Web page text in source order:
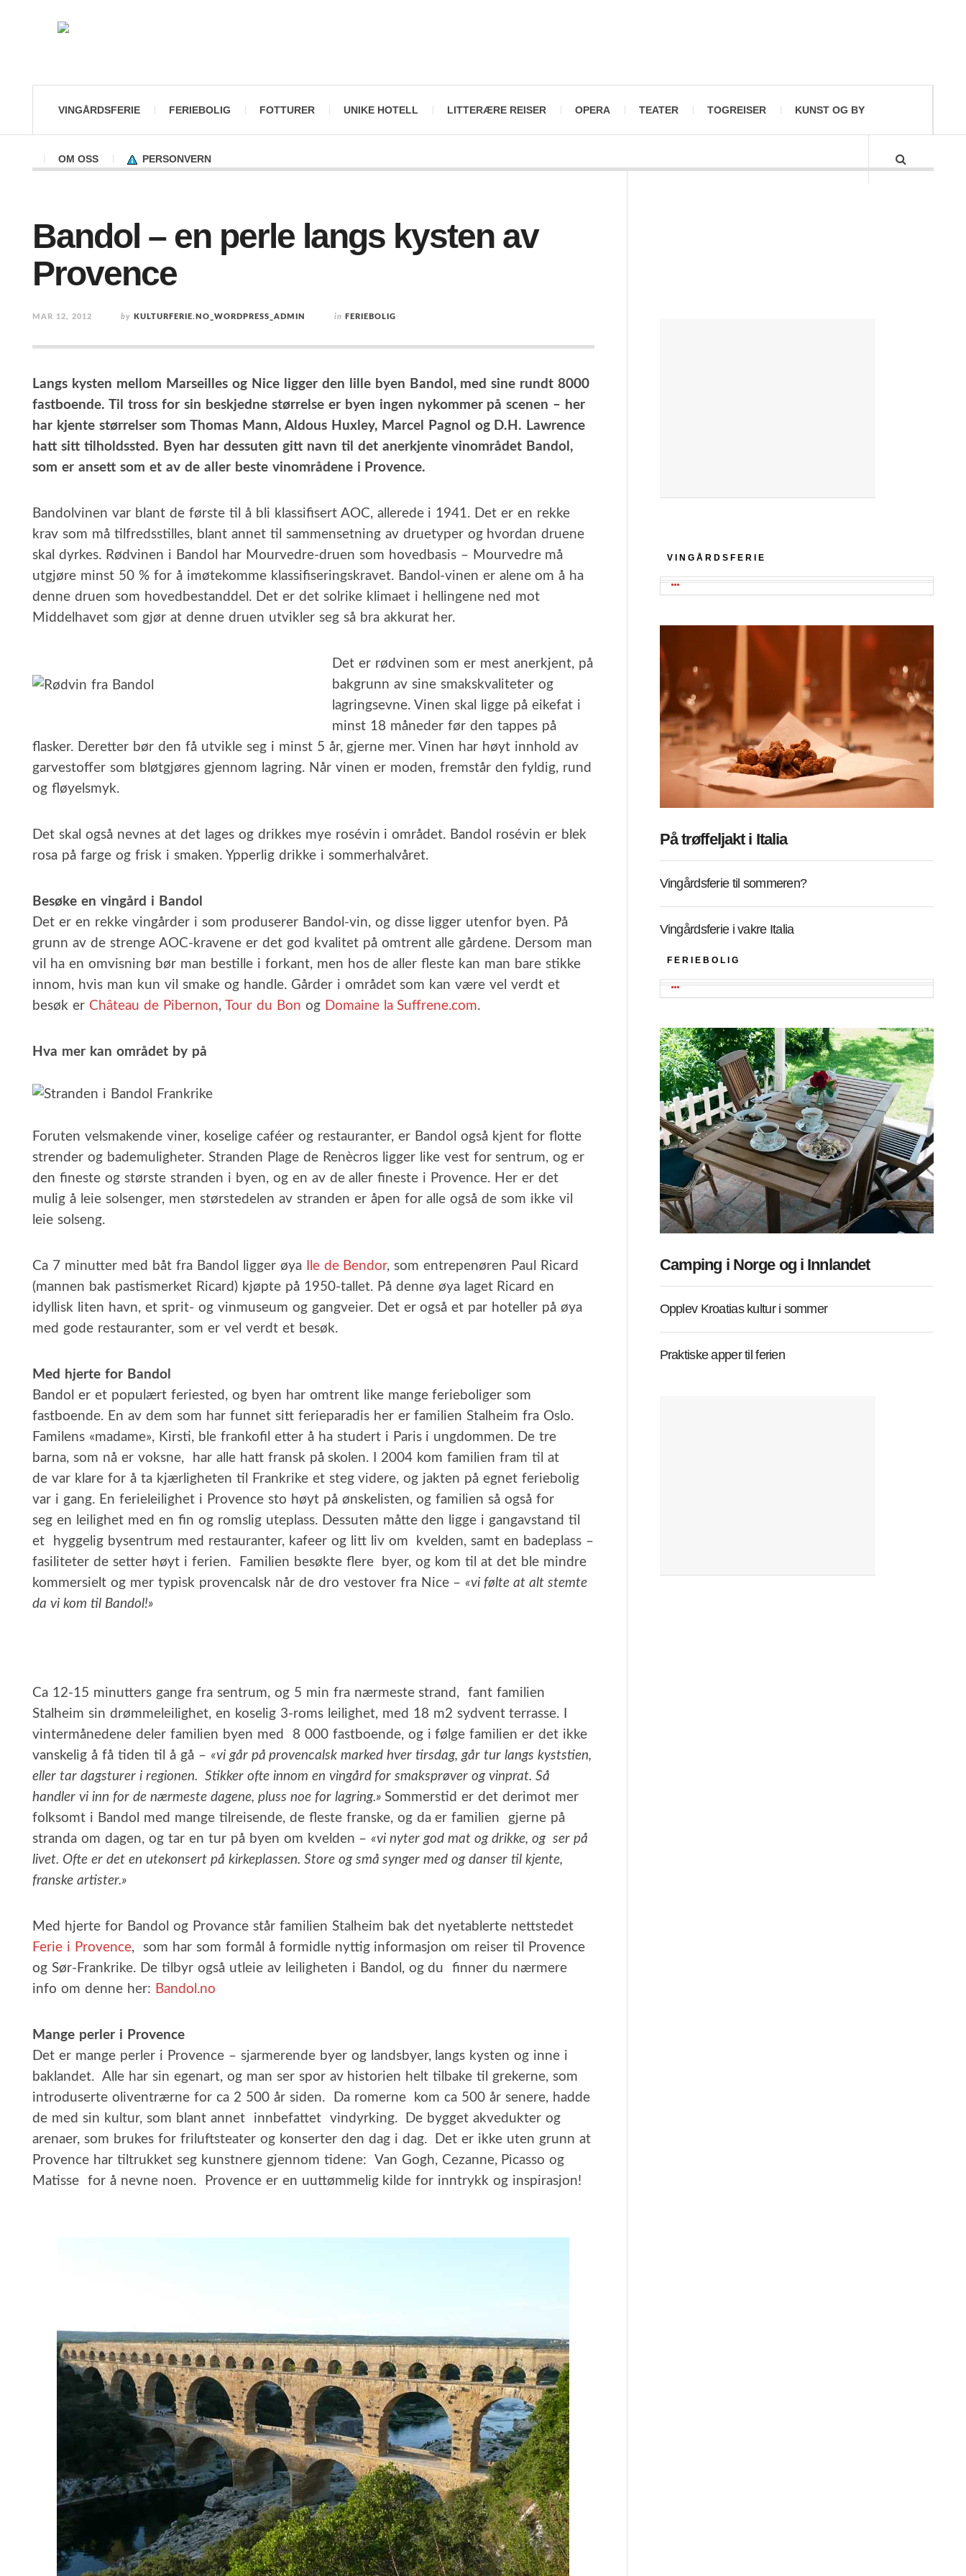
VINGÅRDSFERIE FERIEBOLIG FOTTURER UNIKE HOTELL LITTERÆRE REISER OPERA TEATER TOGREISER KUNST OG BY
OM OSS PERSONVERN
Bandol – en perle langs kysten av
Provence
MAR 12, 2012 by KULTURFERIE.NO_WORDPRESS_ADMIN in FERIEBOLIG
Langs kysten mellom Marseilles og Nice ligger den lille byen Bandol, med sine rundt 8000
fastboende. Til tross for sin beskjedne størrelse er byen ingen nykommer på scenen – her
har kjente størrelser som Thomas Mann, Aldous Huxley, Marcel Pagnol og D.H. Lawrence
hatt sitt tilholdssted. Byen har dessuten gitt navn til det anerkjente vinområdet Bandol,
som er ansett som et av de aller beste vinområdene i Provence.
Bandolvinen var blant de første til å bli klassifisert AOC, allerede i 1941. Det er en rekke
krav som må tilfredsstilles, blant annet til sammensetning av druetyper og hvordan druene
skal dyrkes. Rødvinen i Bandol har Mourvedre-druen som hovedbasis – Mourvedre må
utgjøre minst 50 % for å imøtekomme klassifiseringskravet. Bandol-vinen er alene om å ha
denne druen som hovedbestanddel. Det er det solrike klimaet i hellingene ned mot
Middelhavet som gjør at denne druen utvikler seg så bra akkurat her.
Det er rødvinen som er mest anerkjent, på
bakgrunn av sine smakskvaliteter og
lagringsevne. Vinen skal ligge på eikefat i
minst 18 måneder før den tappes på
flasker. Deretter bør den få utvikle seg i minst 5 år, gjerne mer. Vinen har høyt innhold av
garvestoffer som bløtgjøres gjennom lagring. Når vinen er moden, fremstår den fyldig, rund
og fløyelsmyk.
Det skal også nevnes at det lages og drikkes mye rosévin i området. Bandol rosévin er blek
rosa på farge og frisk i smaken. Ypperlig drikke i sommerhalvåret.
Besøke en vingård i Bandol
Det er en rekke vingårder i som produserer Bandol-vin, og disse ligger utenfor byen. På
grunn av de strenge AOC-kravene er det god kvalitet på omtrent alle gårdene. Dersom man
vil ha en omvisning bør man bestille i forkant, men hos de aller fleste kan man bare stikke
innom, hvis man kun vil smake og handle. Gårder i området som kan være vel verdt et
besøk er Château de Pibernon, Tour du Bon og Domaine la Suffrene.com.
Hva mer kan området by på
Foruten velsmakende viner, koselige caféer og restauranter, er Bandol også kjent for flotte
strender og bademuligheter. Stranden Plage de Renècros ligger like vest for sentrum, og er
den fineste og største stranden i byen, og en av de aller fineste i Provence. Her er det
mulig å leie solsenger, men størstedelen av stranden er åpen for alle også de som ikke vil
leie solseng.
Ca 7 minutter med båt fra Bandol ligger øya Ile de Bendor, som entrepenøren Paul Ricard
(mannen bak pastismerket Ricard) kjøpte på 1950-tallet. På denne øya laget Ricard en
idyllisk liten havn, et sprit- og vinmuseum og gangveier. Det er også et par hoteller på øya
med gode restauranter, som er vel verdt et besøk.
Med hjerte for Bandol
Bandol er et populært feriested, og byen har omtrent like mange ferieboliger som
fastboende. En av dem som har funnet sitt ferieparadis her er familien Stalheim fra Oslo.
Familens «madame», Kirsti, ble frankofil etter å ha studert i Paris i ungdommen. De tre
barna, som nå er voksne, har alle hatt fransk på skolen. I 2004 kom familien fram til at
de var klare for å ta kjærligheten til Frankrike et steg videre, og jakten på egnet feriebolig
var i gang. En ferieleilighet i Provence sto høyt på ønskelisten, og familien så også for
seg en leilighet med en fin og romslig uteplass. Dessuten måtte den ligge i gangavstand til
et hyggelig bysentrum med restauranter, kafeer og litt liv om kvelden, samt en badeplass –
fasiliteter de setter høyt i ferien. Familien besøkte flere byer, og kom til at det ble mindre
kommersielt og mer typisk provencalsk når de dro vestover fra Nice – «vi følte at alt stemte
da vi kom til Bandol!»
Ca 12-15 minutters gange fra sentrum, og 5 min fra nærmeste strand, fant familien
Stalheim sin drømmeleilighet, en koselig 3-roms leilighet, med 18 m2 sydvent terrasse. I
vintermånedene deler familien byen med 8 000 fastboende, og i følge familien er det ikke
vanskelig å få tiden til å gå – «vi går på provencalsk marked hver tirsdag, går tur langs kyststien,
eller tar dagsturer i regionen. Stikker ofte innom en vingård for smaksprøver og vinprat. Så
handler vi inn for de nærmeste dagene, pluss noe for lagring.»Sommerstid er det derimot mer
folksomt i Bandol med mange tilreisende, de fleste franske, og da er familien gjerne på
stranda om dagen, og tar en tur på byen om kvelden – «vi nyter god mat og drikke, og ser på
livet. Ofte er det en utekonsert på kirkeplassen. Store og små synger med og danser til kjente,
franske artister.»
Med hjerte for Bandol og Provance står familien Stalheim bak det nyetablerte nettstedet
Ferie i Provence, som har som formål å formidle nyttig informasjon om reiser til Provence
og Sør-Frankrike. De tilbyr også utleie av leiligheten i Bandol, og du finner du nærmere
info om denne her: Bandol.no
Mange perler i Provence
Det er mange perler i Provence – sjarmerende byer og landsbyer, langs kysten og inne i
baklandet. Alle har sin egenart, og man ser spor av historien helt tilbake til grekerne, som
introduserte oliventrærne for ca 2 500 år siden. Da romerne kom ca 500 år senere, hadde
de med sin kultur, som blant annet innbefattet vindyrking. De bygget akvedukter og
arenaer, som brukes for friluftsteater og konserter den dag i dag. Det er ikke uten grunn at
Provence har tiltrukket seg kunstnere gjennom tidene: Van Gogh, Cezanne, Picasso og
Matisse for å nevne noen. Provence er en uuttømmelig kilde for inntrykk og inspirasjon!
VINGÅRDSFERIE
På trøffeljakt i Italia
Vingårdsferie til sommeren?
Vingårdsferie i vakre Italia
FERIEBOLIG
Camping i Norge og i Innlandet
Opplev Kroatias kultur i sommer
Praktiske apper til ferien